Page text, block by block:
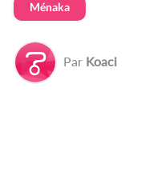
Ménaka
Par Koaci